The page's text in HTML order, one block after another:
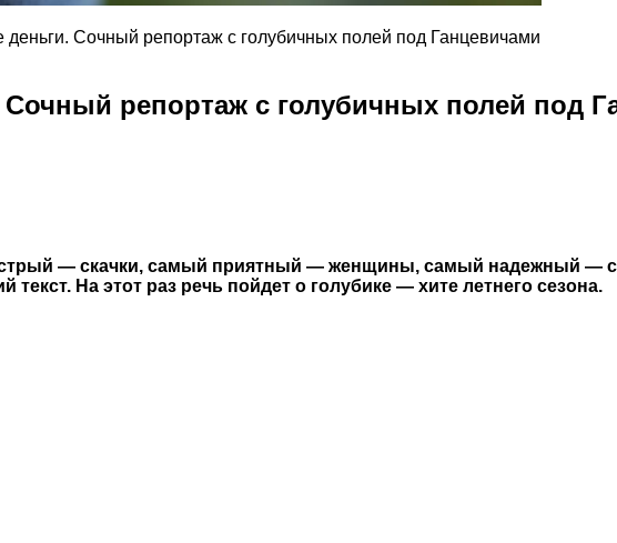
деньги. Сочный репортаж с голубичных полей под Ганцевичами
репортаж с голубичных полей под
— скачки, самый приятный — женщины, самый надежный —
текст. На этот раз речь пойдет о голубике — хите летнего сезона.